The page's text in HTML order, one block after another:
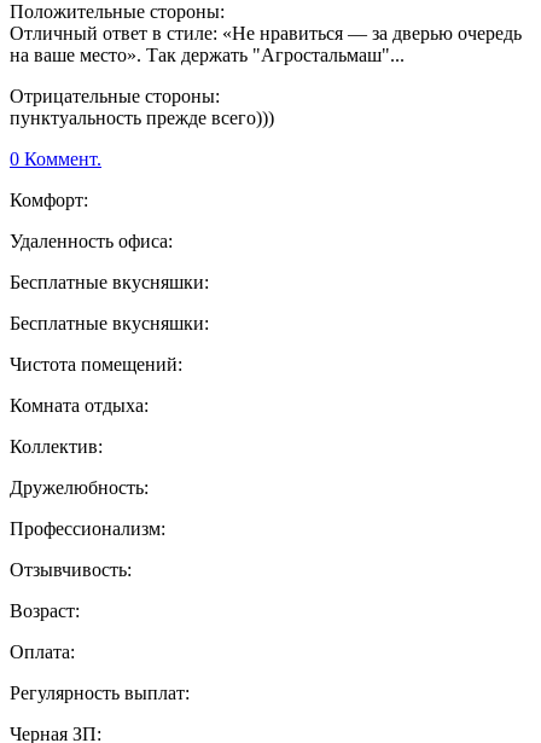
Положительные стороны:
Отличный ответ в стиле: «Не нравиться — за дверью очередь
на ваше место». Так держать "Агростальмаш"...
Отрицательные стороны:
пунктуальность прежде всего)))
0 Коммент.
Комфорт:
Удаленность офиса:
Бесплатные вкусняшки:
Бесплатные вкусняшки:
Чистота помещений:
Комната отдыха:
Коллектив:
Дружелюбность:
Профессионализм:
Отзывчивость:
Возраст:
Оплата:
Регулярность выплат:
Черная ЗП: